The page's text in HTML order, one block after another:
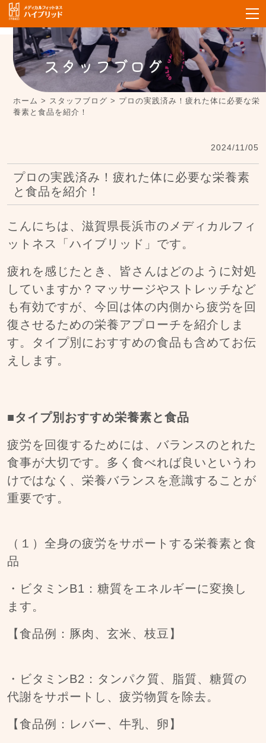
スタッフブログ
ホーム > スタッフブログ > プロの実践済み！疲れた体に必要な栄
養素と食品を紹介！
2024/11/05
プロの実践済み！疲れた体に必要な栄養素
と食品を紹介！
こんにちは、滋賀県長浜市のメディカルフィ
ットネス「ハイブリッド」です。
疲れを感じたとき、皆さんはどのように対処
していますか？マッサージやストレッチなど
も有効ですが、今回は体の内側から疲労を回
復させるための栄養アプローチを紹介しま
す。タイプ別におすすめの食品も含めてお伝
えします。
■タイプ別おすすめ栄養素と食品
疲労を回復するためには、バランスのとれた
食事が大切です。多く食べれば良いというわ
けではなく、栄養バランスを意識することが
重要です。
（１）全身の疲労をサポートする栄養素と食
品
・ビタミンB1：糖質をエネルギーに変換し
ます。
【食品例：豚肉、玄米、枝豆】
・ビタミンB2：タンパク質、脂質、糖質の
代謝をサポートし、疲労物質を除去。
【食品例：レバー、牛乳、卵】